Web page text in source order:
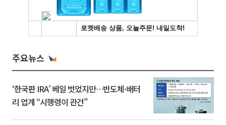
주요뉴스
‘한국판 IRA’ 베일 벗었지만…반도체·배터
리 업계 “시행령이 관건”